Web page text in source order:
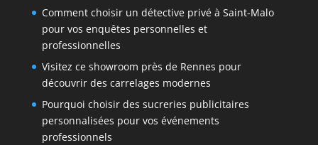
Comment choisir un détective privé à Saint-Malo
pour vos enquêtes personnelles et
professionnelles
Visitez ce showroom près de Rennes pour
découvrir des carrelages modernes
Pourquoi choisir des sucreries publicitaires
personnalisées pour vos événements
professionnels